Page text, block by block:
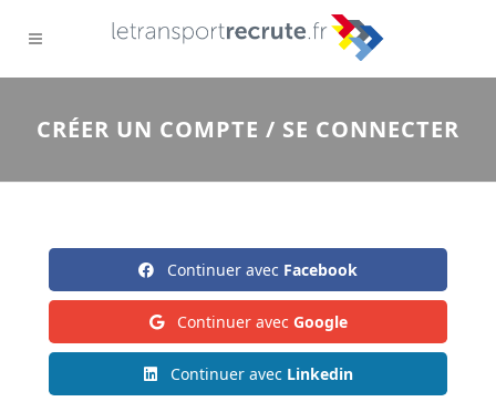
CRÉER UN COMPTE / SE CONNECTER
Continuer avec Facebook
Continuer avec Google
Continuer avec Linkedin